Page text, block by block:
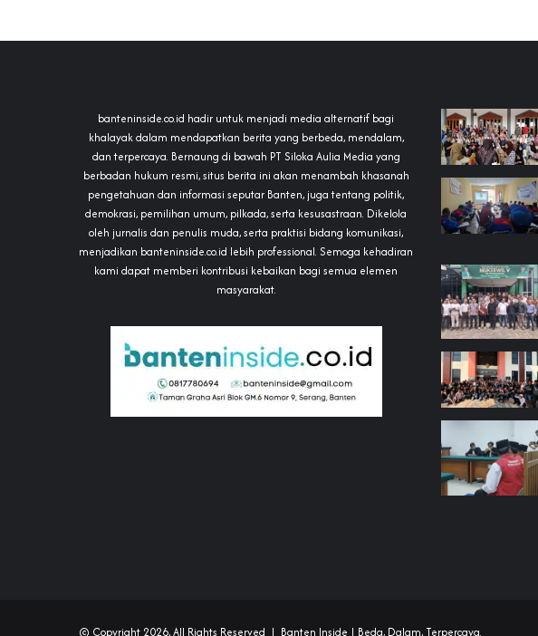
banteninside.co.id hadir untuk menjadi media alternatif bagi
khalayak dalam mendapatkan berita yang berbeda, mendalam,
dan terpercaya. Bernaung di bawah PT Siloka Aulia Media yang
berbadan hukum resmi, situs berita ini akan menambah khasanah
pengetahuan dan informasi seputar Banten, juga tentang politik,
demokrasi, pemilihan umum, pilkada, serta kesusastraan. Dikelola
oleh jurnalis dan penulis muda, serta praktisi bidang komunikasi,
menjadikan banteninside.co.id lebih professional. Semoga kehadiran
kami dapat memberi kontribusi kebaikan bagi semua elemen
masyarakat.
© Copyright 2026, All Rights Reserved | Banten Inside | Beda, Dalam, Terpercaya.